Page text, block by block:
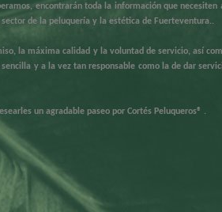
encontrarán toda la información que
de la peluquería y la estética de Fuerteventura..
la máxima calidad y la voluntad de servicio, así
sencilla y a la vez tan responsable como la de dar
un agradable paseo por Cortés Peluqueros® .